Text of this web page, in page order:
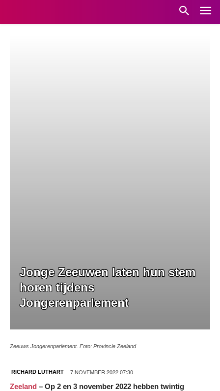
Jonge Zeeuwen laten hun stem
horen tijdens
Jongerenparlement
Zeeuws Jongerenparlement. Foto: Provincie Zeeland
RICHARD LUTHART 7 NOVEMBER 2022 07:30
Zeeland – Op 2 en 3 november 2022 hebben twintig